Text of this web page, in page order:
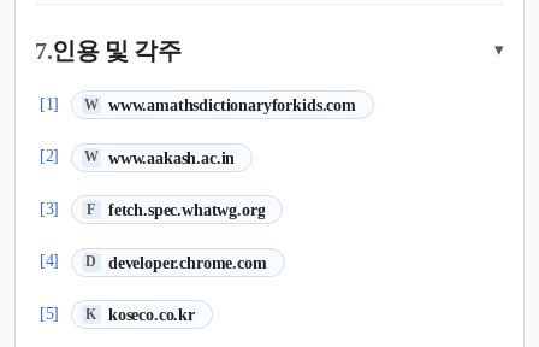
7.인용 및 각주 ▾
[1] W www.amathsdictionaryforkids.com
(새 탭에서 열림)
[2] W www.aakash.ac.in
(새 탭에서 열림)
[3] F fetch.spec.whatwg.org
(새 탭에서 열림)
[4] D developer.chrome.com
(새 탭에서 열림)
[5] K koseco.co.kr
(새 탭에서 열림)